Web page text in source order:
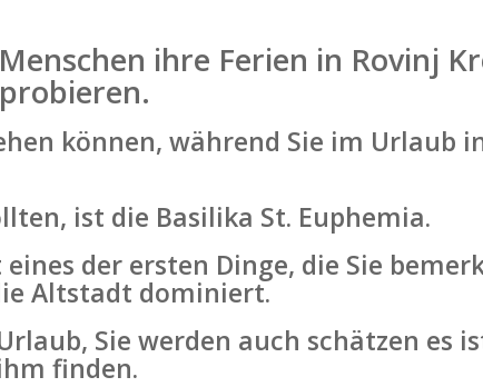
ihre Ferien in Rovinj
können, während Sie im Urlaub
ist die Basilika St. Euphemia.
der ersten Dinge, die Sie
Altstadt dominiert.
Sie werden auch schätzen es
finden.